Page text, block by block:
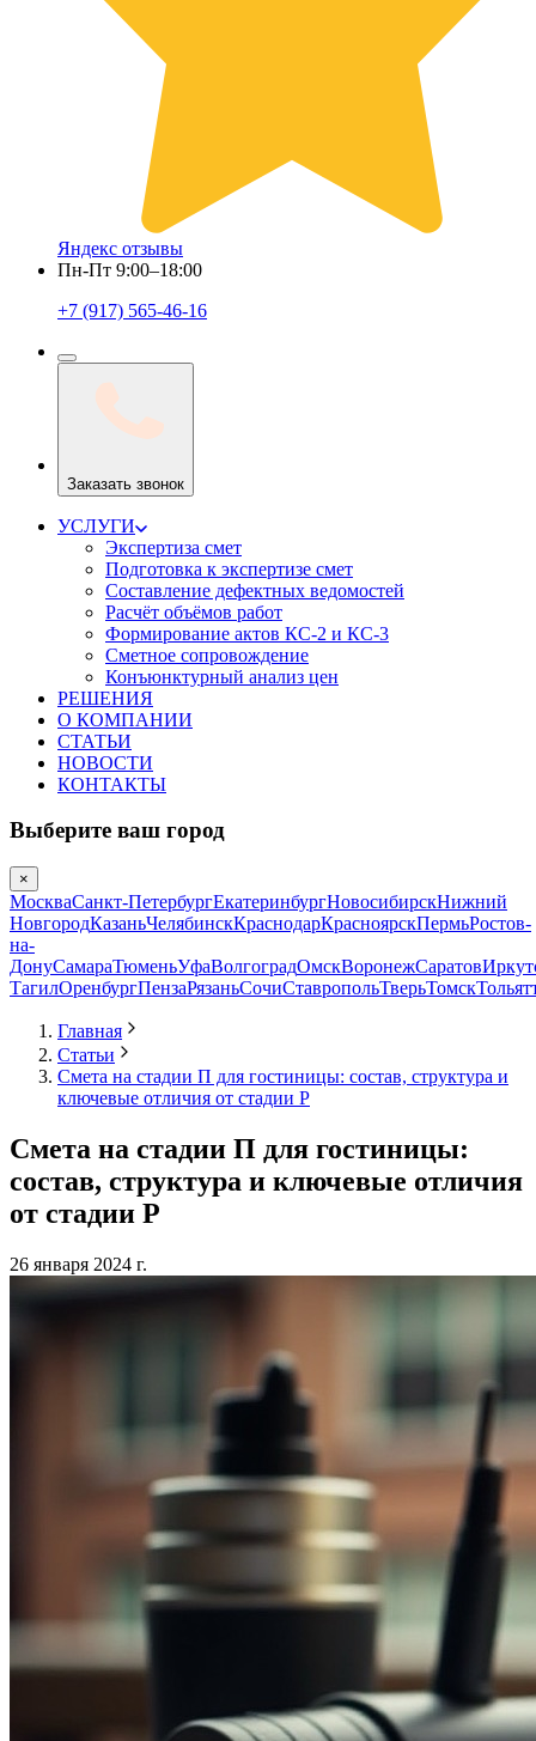
Яндекс отзывы
Пн-Пт 9:00–18:00
+7 (917) 565-46-16
Заказать звонок
УСЛУГИ
Экспертиза смет
Подготовка к экспертизе смет
Составление дефектных ведомостей
Расчёт объёмов работ
Формирование актов КС-2 и КС-3
Сметное сопровождение
Конъюнктурный анализ цен
РЕШЕНИЯ
О КОМПАНИИ
СТАТЬИ
НОВОСТИ
КОНТАКТЫ
Выберите ваш город
×
МоскваСанкт-ПетербургЕкатеринбургНовосибирскНижний
НовгородКазаньЧелябинскКраснодарКрасноярскПермьРостов-
на-
ДонуСамараТюменьУфаВолгоградОмскВоронежСаратов
ТагилОренбургПензаРязаньСочиСтавропольТверьТомск
Главная
Статьи
Смета на стадии П для гостиницы: состав, структура и
ключевые отличия от стадии Р
Смета на стадии П для гостиницы:
состав, структура и ключевые отличия
от стадии Р
26 января 2024 г.